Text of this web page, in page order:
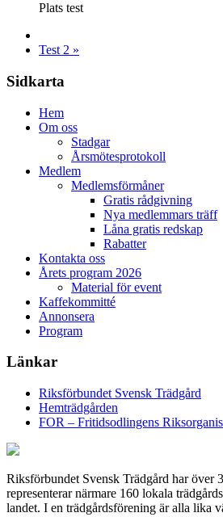
Plats test
Test 2 »
Sidkarta
Hem
Om oss
Stadgar
Årsmötesprotokoll
Medlem
Medlemsförmåner
Gratis rådgivning
Nya medlemmars träff
Låna gratis redskap
Rabatter
Kontakta oss
Årets program 2026
Material för event
Kaffekommitté
Annonsera
Program
Länkar
Riksförbundet Svensk Trädgård
Hemträdgården
FOR – Fritidsodlingens
Riksförbundet Svensk Trädgård har över
representerar närmare 160 lokala
landet. I en trädgårdsförening är alla lika